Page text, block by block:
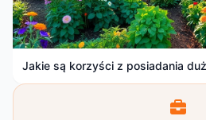
Jakie są korzyści z posiadania